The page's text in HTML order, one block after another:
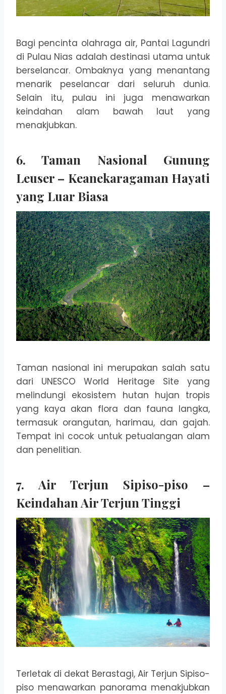
Bagi pencinta olahraga air, Pantai Lagundri
di Pulau Nias adalah destinasi utama untuk
berselancar. Ombaknya yang menantang
menarik peselancar dari seluruh dunia.
Selain itu, pulau ini juga menawarkan
keindahan alam bawah laut yang
menakjubkan.
6. Taman Nasional Gunung
Leuser – Keanekaragaman Hayati
yang Luar Biasa
Taman nasional ini merupakan salah satu
dari UNESCO World Heritage Site yang
melindungi ekosistem hutan hujan tropis
yang kaya akan flora dan fauna langka,
termasuk orangutan, harimau, dan gajah.
Tempat ini cocok untuk petualangan alam
dan penelitian.
7. Air Terjun Sipiso-piso –
Keindahan Air Terjun Tinggi
Terletak di dekat Berastagi, Air Terjun Sipiso-
piso menawarkan panorama menakjubkan